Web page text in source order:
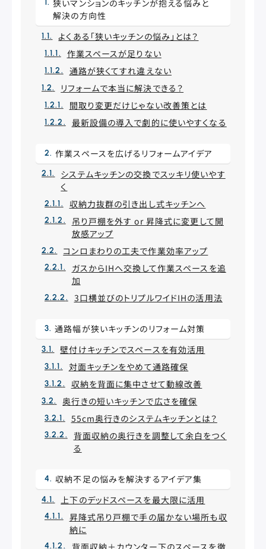
狭いマンションのキッチンが抱える悩みと
解決の方向性
よくある「狭いキッチンの悩み」とは？
作業スペースが足りない
通路が狭くてすれ違えない
リフォームで本当に解決できる？
間取り変更だけじゃない改善策とは
最新設備の導入で劇的に使いやすくなる
作業スペースを広げるリフォームアイデア
システムキッチンの交換でスッキリ使いやす
く
収納力抜群の引き出し式キッチンへ
吊り戸棚を外す or 昇降式に変更して開
放感アップ
コンロまわりの工夫で作業効率アップ
ガスからIHへ交換して作業スペースを追
加
3口横並びのトリプルワイドIHの活用法
通路幅が狭いキッチンのリフォーム対策
壁付けキッチンでスペースを有効活用
対面キッチンをやめて通路確保
収納を背面に集中させて動線改善
奥行きの短いキッチンで広さを確保
55cm奥行きのシステムキッチンとは？
背面収納の奥行きを調整して余白をつく
る
収納不足の悩みを解決するアイデア集
上下のデッドスペースを最大限に活用
昇降式吊り戸棚で手の届かない場所も収
納に
背面収納＋カウンター下のスペースを徹